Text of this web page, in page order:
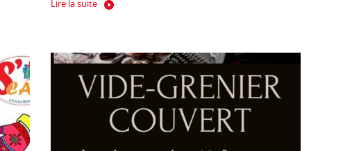
Lire la suite